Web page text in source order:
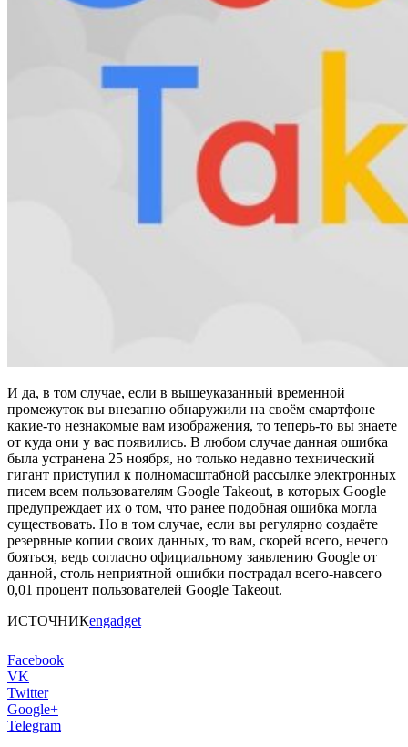
И да, в том случае, если в вышеуказанный временной
промежуток вы внезапно обнаружили на своём смартфоне
какие-то незнакомые вам изображения, то теперь-то вы знаете
от куда они у вас появились. В любом случае данная ошибка
была устранена 25 ноября, но только недавно технический
гигант приступил к полномасштабной рассылке электронных
писем всем пользователям Google Takeout, в которых Google
предупреждает их о том, что ранее подобная ошибка могла
существовать. Но в том случае, если вы регулярно создаёте
резервные копии своих данных, то вам, скорей всего, нечего
бояться, ведь согласно официальному заявлению Google от
данной, столь неприятной ошибки пострадал всего-навсего
0,01 процент пользователей Google Takeout.
ИСТОЧНИКengadget
Facebook
VK
Twitter
Google+
Telegram